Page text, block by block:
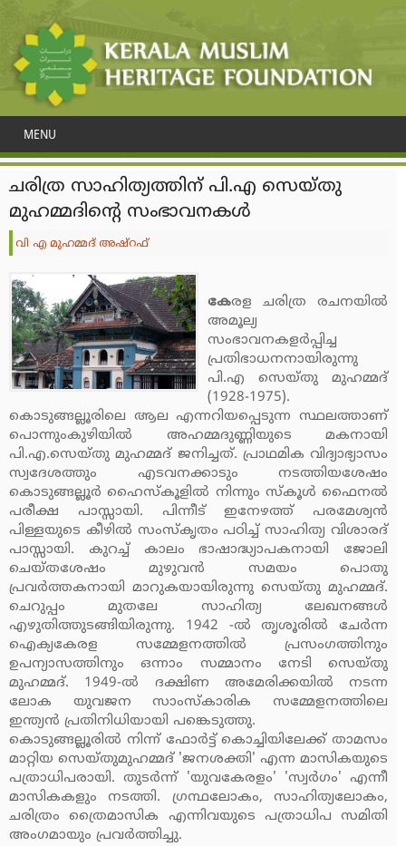
MENU
ചരിത്ര സാഹിത്യത്തിന് പി.എ സെയ്തു
മുഹമ്മദിന്റെ സംഭാവനകള്‍
വി എ മുഹമ്മദ് അഷ്‌റഫ്‌
കേരള ചരിത്ര രചനയില്‍
അമൂല്യ
സംഭാവനകളര്‍പ്പിച്ച
പ്രതിഭാധനനായിരുന്നു
പി.എ സെയ്തു മുഹമ്മദ്
(1928-1975).
കൊടുങ്ങല്ലൂരിലെ ആല എന്നറിയപ്പെടുന്ന സ്ഥലത്താണ്
പൊന്നുംകുഴിയില്‍ അഹമ്മദുണ്ണിയുടെ മകനായി
പി.എ.സെയ്തു മുഹമ്മദ് ജനിച്ചത്. പ്രാഥമിക വിദ്യാഭ്യാസം
സ്വദേശത്തും എടവനക്കാടും നടത്തിയശേഷം
കൊടുങ്ങല്ലൂര്‍ ഹൈസ്‌കൂളില്‍ നിന്നും സ്‌കൂള്‍ ഫൈനല്‍
പരീക്ഷ പാസ്സായി. പിന്നീട് ഇനേഴത്ത് പരമേശ്വന്‍
പിള്ളയുടെ കീഴില്‍ സംസ്‌കൃതം പഠിച്ച് സാഹിത്യ വിശാരദ്
പാസ്സായി. കുറച്ച് കാലം ഭാഷാദ്ധ്യാപകനായി ജോലി
ചെയ്തശേഷം മുഴുവന്‍ സമയം പൊതു
പ്രവര്‍ത്തകനായി മാറുകയായിരുന്നു സെയ്തു മുഹമ്മദ്.
ചെറുപ്പം മുതലേ സാഹിത്യ ലേഖനങ്ങള്‍
എഴുതിത്തുടങ്ങിയിരുന്നു. 1942 -ല്‍ തൃശൂരില്‍ ചേര്‍ന്ന
ഐക്യകേരള സമ്മേളനത്തില്‍ പ്രസംഗത്തിനും
ഉപന്യാസത്തിനും ഒന്നാം സമ്മാനം നേടി സെയ്തു
മുഹമ്മദ്. 1949-ല്‍ ദക്ഷിണ അമേരിക്കയില്‍ നടന്ന
ലോക യുവജന സാംസ്‌കാരിക സമ്മേളനത്തിലെ
ഇന്ത്യന്‍ പ്രതിനിധിയായി പങ്കെടുത്തു.
കൊടുങ്ങല്ലൂരില്‍ നിന്ന് ഫോര്‍ട്ട് കൊച്ചിയിലേക്ക് താമസം
മാറ്റിയ സെയ്തുമുഹമ്മദ് 'ജനശക്തി' എന്ന മാസികയുടെ
പത്രാധിപരായി. തുടര്‍ന്ന് 'യുവകേരളം' 'സ്വര്‍ഗം' എന്നീ
മാസികകളും നടത്തി. ഗ്രന്ഥലോകം, സാഹിത്യലോകം,
ചരിത്രം ത്രൈമാസിക എന്നിവയുടെ പത്രാധിപ സമിതി
അംഗമായും പ്രവര്‍ത്തിച്ചു.